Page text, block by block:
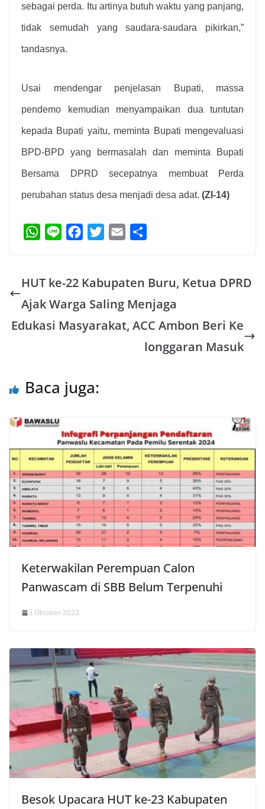
sebagai perda. Itu artinya butuh waktu yang panjang,
tidak semudah yang saudara-saudara pikirkan,”
tandasnya.
Usai mendengar penjelasan Bupati, massa
pendemo kemudian menyampaikan dua tuntutan
kepada Bupati yaitu, meminta Bupati mengevaluasi
BPD-BPD yang bermasalah dan meminta Bupati
Bersama DPRD secepatnya membuat Perda
perubahan status desa menjadi desa adat. (ZI-14)
W
t
s
p
e
e
o
t
t
r
i
r
HUT ke-22 Kabupaten Buru, Ketua DPRD
Ajak Warga Saling Menjaga
Edukasi Masyarakat, ACC Ambon Beri Ke
longgaran Masuk
Baca juga:
Keterwakilan Perempuan Calon
Panwascam di SBB Belum Terpenuhi
3 Oktober 2022
Besok Upacara HUT ke-23 Kabupaten